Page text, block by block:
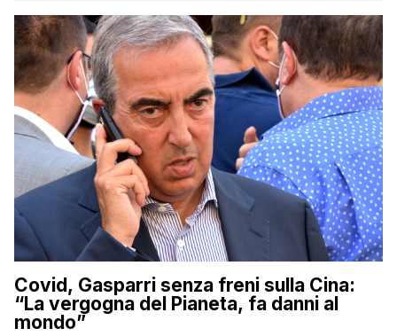
Covid, Gasparri senza freni sulla Cina:
“La vergogna del Pianeta, fa danni al
mondo”